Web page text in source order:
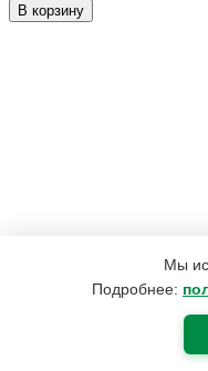
Мы
Подробнее:
В корзину